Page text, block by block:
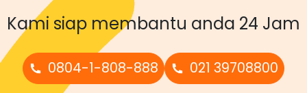
Kami siap membantu anda 24 Jam
0804-1-808-888 021 39708800